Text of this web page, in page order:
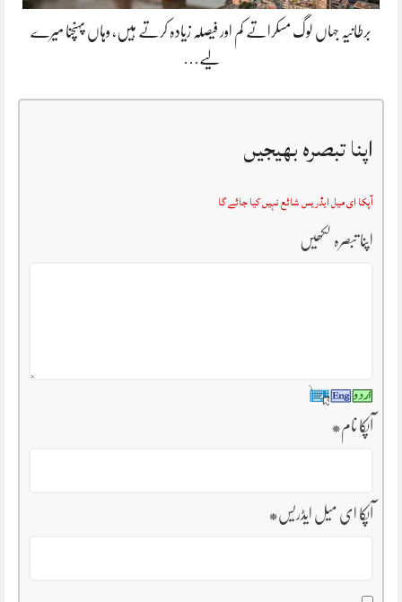
برطانیہ جہاں لوگ مسکراتے کم اور فیصلہ زیادہ کرتے ہیں، وہاں پہنچنا میرے
لیے…
اپنا تبصرہ بھیجیں
آپکا ای میل ایڈریس شائع نہیں کیا جائے گا
اپنا تبصرہ لکھیں
آپکا نام*
آپکا ای میل ایڈریس*